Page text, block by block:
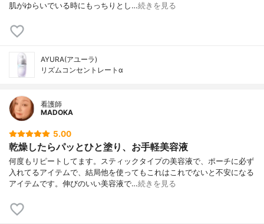
肌がゆらいでいる時にもっちりとし…続きを見る
AYURA(アユーラ)
リズムコンセントレートα
看護師
MADOKA
5.00
乾燥したらパッとひと塗り、お手軽美容液
何度もリピートしてます。スティックタイプの美容液で、ポーチに必ず
入れてるアイテムで、結局他を使ってもこれはこれでないと不安になる
アイテムです。伸びのいい美容液で…続きを見る